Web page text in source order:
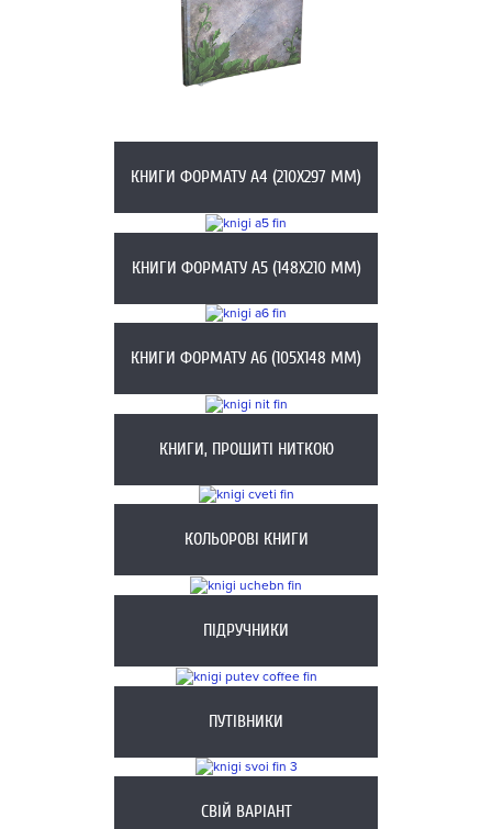
КНИГИ ФОРМАТУ А4 (210Х297 ММ)
КНИГИ ФОРМАТУ А5 (148X210 ММ)
КНИГИ ФОРМАТУ А6 (105X148 ММ)
КНИГИ, ПРОШИТІ НИТКОЮ
КОЛЬОРОВІ КНИГИ
ПІДРУЧНИКИ
ПУТІВНИКИ
СВІЙ ВАРІАНТ